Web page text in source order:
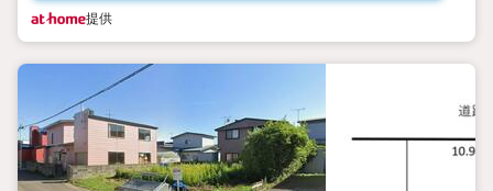
提供